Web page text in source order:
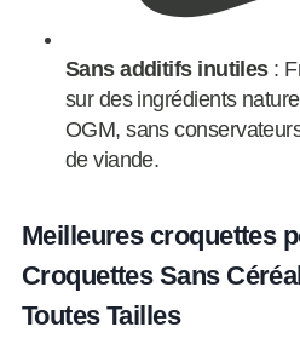
Sans additifs inutiles:
sur des ingrédients
OGM, sans
de viande.
Meilleures croquettes
Croquettes Sans
Toutes Tailles